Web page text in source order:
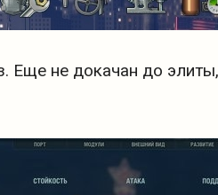
Еще не докачан до